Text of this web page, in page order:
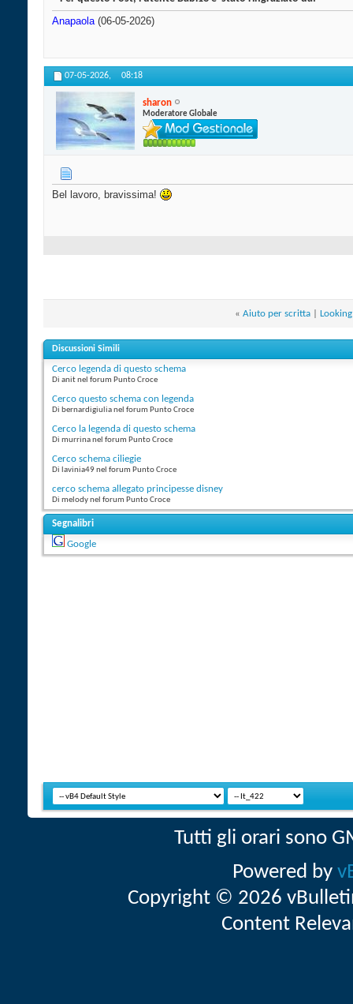
Anapaola(06-05-2026)
07-05-2026, 08:18
sharon
Moderatore Globale
Bel lavoro, bravissima!
« Aiuto per scritta
Discussioni Simili
Cerco legenda di questo schema
Di anit nel forum Punto Croce
Cerco questo schema con legenda
Di bernardigiulia nel forum Punto Croce
Cerco la legenda di questo schema
Di murrina nel forum Punto Croce
Cerco schema ciliegie
Di lavinia49 nel forum Punto Croce
cerco schema allegato principesse disney
Di melody nel forum Punto Croce
Segnalibri
Google
Tutti gli orari sono
Powered by
Copyright © 2026
Content